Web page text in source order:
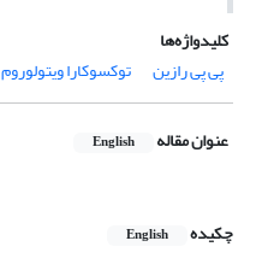
کلیدواژه‌ها
پی پی رازین
توکسوکارا ویتولوروم
عنوان مقاله English
چکیده English